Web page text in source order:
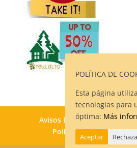
Avisos Legales
Política
Política de Cookies
POLÍTICA DE
Esta página
tecnologías para
óptima: Más
Aceptar